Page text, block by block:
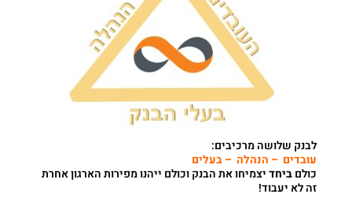
לבנק שלושה מרכיבים:
עובדים – הנהלה – בעלים
כולםביחדיצמיחו את הבנק וכולם ייהנו מפירות הארגון אחרת
זה לא יעבוד!